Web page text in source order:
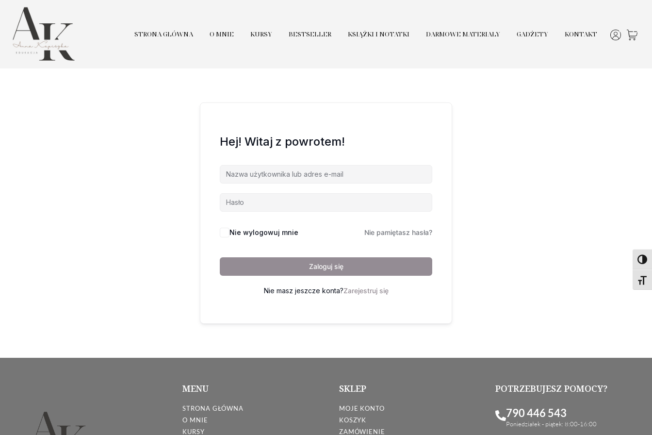
STRONA GŁÓWNA O MNIE KURSY BESTSELLER KSIĄŻKI I NOTATKI DARMOWE MATERIAŁY GADŻETY KONTAKT
Hej! Witaj z powrotem!
Nie wylogowuj mnie Nie pamiętasz hasła?
Zaloguj się
Nie masz jeszcze konta?Zarejestruj się
MENU
STRONA GŁÓWNA
O MNIE
KURSY
SKLEP
MOJE KONTO
KOSZYK
ZAMÓWIENIE
POTRZEBUJESZ POMOCY?
790 446 543
Poniedziałek - piątek: 8:00-16:00